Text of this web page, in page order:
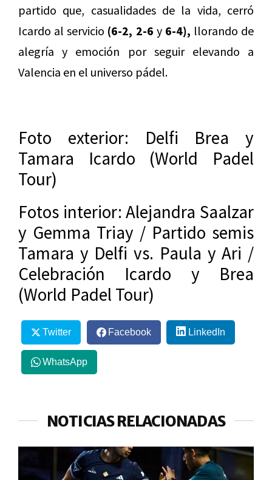
partido que, casualidades de la vida, cerró
Icardo al servicio (6-2, 2-6 y 6-4), llorando de
alegría y emoción por seguir elevando a
Valencia en el universo pádel.
Foto exterior: Delfi Brea y
Tamara Icardo (World Padel
Tour)
Fotos interior: Alejandra Saalzar
y Gemma Triay / Partido semis
Tamara y Delfi vs. Paula y Ari /
Celebración Icardo y Brea
(World Padel Tour)
Twitter Facebook LinkedIn
WhatsApp
NOTICIAS RELACIONADAS